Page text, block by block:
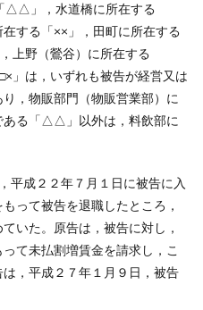
△△」，水道橋に所在する
する「××」，田町に所在する
上野（鶯谷）に所在する
」は，いずれも被告が経営又は
，物販部門（物販営業部）に
ある「△△」以外は，料飲部に
成２２年７月１日に被告に入
って被告を退職したところ，
いた。原告は，被告に対し，
て未払割増賃金を請求し，こ
，平成２７年１月９日，被告